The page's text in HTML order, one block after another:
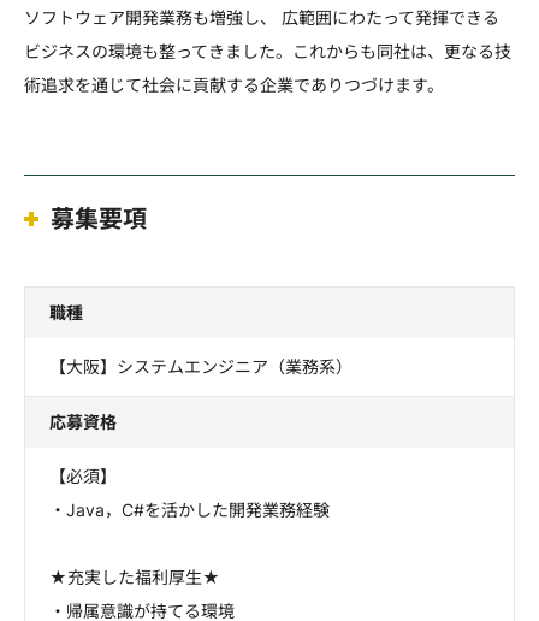
ソフトウェア開発業務も増強し、 広範囲にわたって発揮できる
ビジネスの環境も整ってきました。これからも同社は、更なる技
術追求を通じて社会に貢献する企業でありつづけます。
募集要項
職種
【大阪】システムエンジニア（業務系）
応募資格
【必須】
・Java，C#を活かした開発業務経験
★充実した福利厚生★
・帰属意識が持てる環境